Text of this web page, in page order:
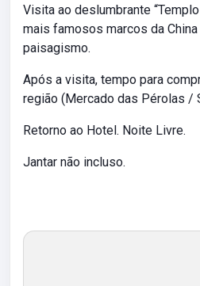
Visita ao deslumbrante
mais famosos marcos da
paisagismo.
Após a visita, tempo para
região (Mercado das Pérolas /
Retorno ao Hotel. Noite Livre.
Jantar não incluso.